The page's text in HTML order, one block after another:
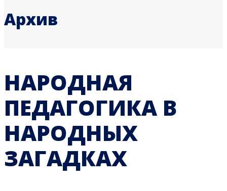
Архив
НАРОДНАЯ
ПЕДАГОГИКА В
НАРОДНЫХ
ЗАГАДКАХ